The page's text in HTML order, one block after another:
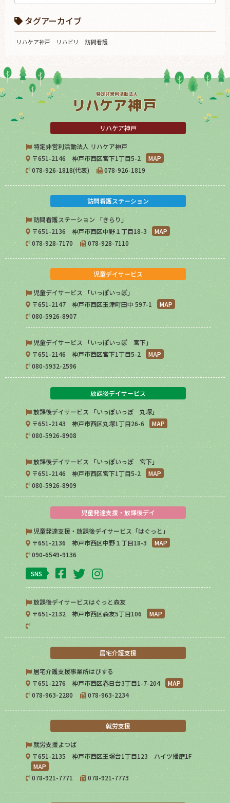
タグアーカイブ
リハケア神戸 リハビリ 訪問看護
リハケア神戸
特定非営利活動法人 リハケア神戸
〒651-2146 神戸市西区宮下1丁目5-2
MAP
078-926-1818(代表)
078-926-1819
訪問看護ステーション
訪問看護ステーション 「きらり」
〒651-2136 神戸市西区中野１丁目18-3
MAP
078-928-7170
078-928-7110
児童デイサービス
児童デイサービス 「いっぽいっぽ」
〒651-2147 神戸市西区玉津町田中 597-1
MAP
080-5926-8907
児童デイサービス 「いっぽいっぽ 宮下」
〒651-2146 神戸市西区宮下1丁目5-2
MAP
080-5932-2596
放課後デイサービス
放課後デイサービス 「いっぽいっぽ 丸塚」
〒651-2143 神戸市西区丸塚1丁目26-6
MAP
080-5926-8908
放課後デイサービス 「いっぽいっぽ 宮下」
〒651-2146 神戸市西区宮下1丁目5-2
MAP
080-5926-8909
児童発達支援・放課後デイ
児童発達支援・放課後デイサービス「はぐっと」
〒651-2136 神戸市西区中野１丁目18-3
MAP
090-6549-9136
SNS
放課後デイサービスはぐっと森友
〒651-2132 神戸市西区森友5丁目106
MAP
居宅介護支援
居宅介護支援事業所はぴする
〒651-2276 神戸市西区春日台3丁目1-7-204
MAP
078-963-2280
078-963-2234
就労支援
就労支援よつば
〒651-2135 神戸市西区王塚台1丁目123 ハイツ播磨1F
MAP
078-921-7771
078-921-7773